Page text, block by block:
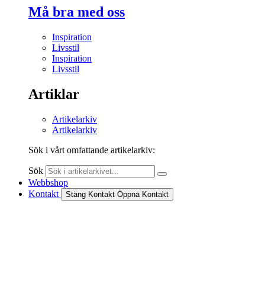
Må bra med oss
Inspiration
Livsstil
Inspiration
Livsstil
Artiklar
Artikelarkiv
Artikelarkiv
Sök i vårt omfattande artikelarkiv:
Sök
Webbshop
Kontakt
Stäng Kontakt Öppna Kontakt